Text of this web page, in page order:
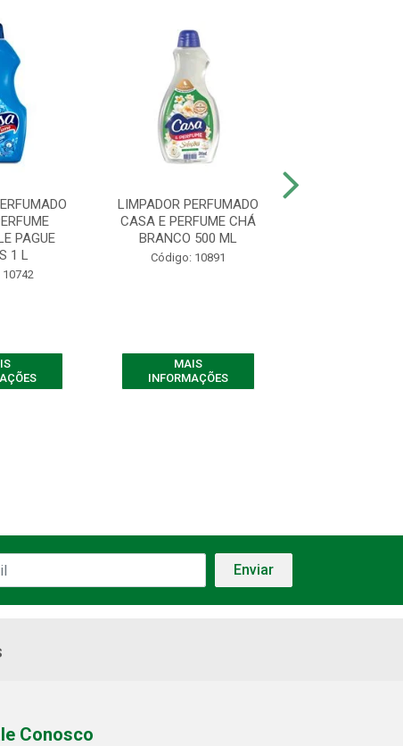
PAGUE
1 L
LIMPADOR PERFUMADO
CASA E PERFUME CHÁ
BRANCO 500 ML
Código: 10891
MAIS
INFORMAÇÕES
Conosco